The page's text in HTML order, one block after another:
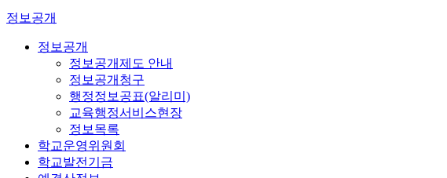
정보공개
정보공개
정보공개제도 안내
정보공개청구
행정정보공표(알리미)
교육행정서비스현장
정보목록
학교운영위원회
학교발전기금